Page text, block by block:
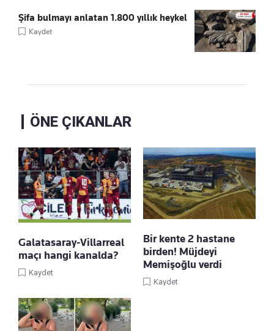
Şifa bulmayı anlatan 1.800 yıllık heykel
Kaydet
ÖNE ÇIKANLAR
Galatasaray-Villarreal
maçı hangi kanalda?
Kaydet
Bir kente 2 hastane
birden! Müjdeyi
Memişoğlu verdi
Kaydet